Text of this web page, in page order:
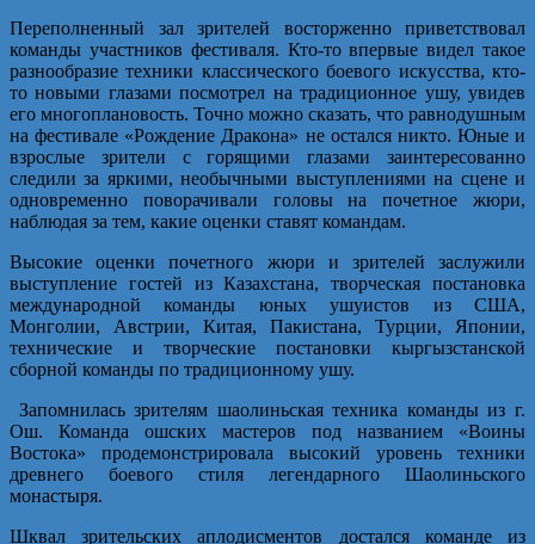
Переполненный зал зрителей восторженно приветствовал
команды участников фестиваля. Кто-то впервые видел такое
разнообразие техники классического боевого искусства, кто-
то новыми глазами посмотрел на традиционное ушу, увидев
его многоплановость. Точно можно сказать, что равнодушным
на фестивале «Рождение Дракона» не остался никто. Юные и
взрослые зрители с горящими глазами заинтересованно
следили за яркими, необычными выступлениями на сцене и
одновременно поворачивали головы на почетное жюри,
наблюдая за тем, какие оценки ставят командам.
Высокие оценки почетного жюри и зрителей заслужили
выступление гостей из Казахстана, творческая постановка
международной команды юных ушуистов из США,
Монголии, Австрии, Китая, Пакистана, Турции, Японии,
технические и творческие постановки кыргызстанской
сборной команды по традиционному ушу.
Запомнилась зрителям шаолиньская техника команды из г.
Ош. Команда ошских мастеров под названием «Воины
Востока» продемонстрировала высокий уровень техники
древнего боевого стиля легендарного Шаолиньского
монастыря.
Шквал зрительских аплодисментов достался команде из